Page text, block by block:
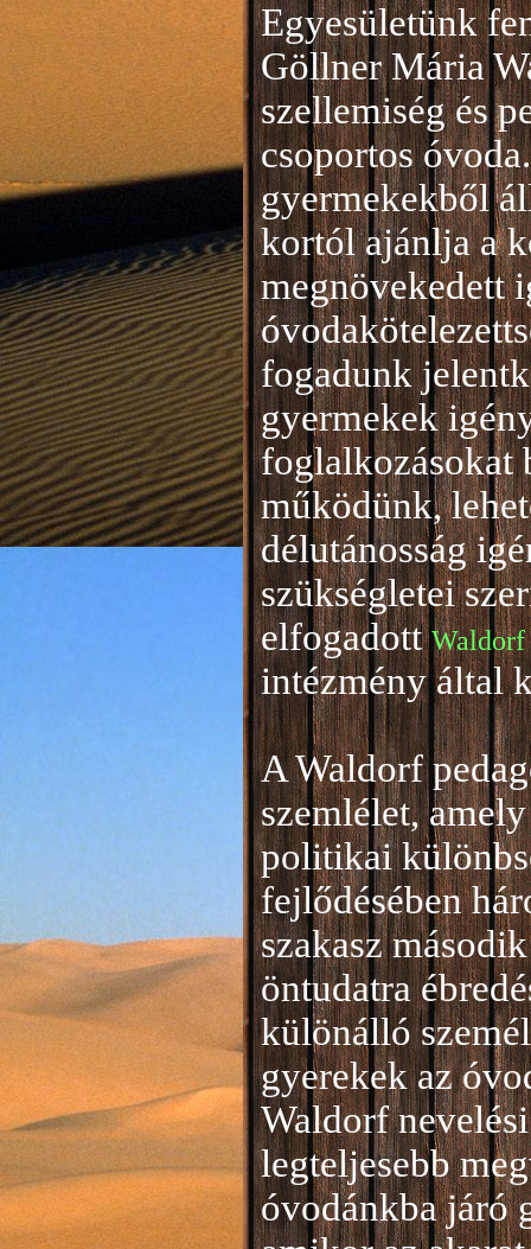
Egyesületünk
Göllner Mária
szellemiség és
csoportos
gyermekekből
kortól ajánlja a
megnövekedett
fogadunk
gyermekek
foglalkozásokat
működünk,
délutánosság
szükségletei
elfogadott Waldorf
intézmény által
A Waldorf
szemlélet,
politikai
fejlődésében
szakasz
öntudatra
különálló
gyerekek az
Waldorf
legteljesebb
óvodánkba járó